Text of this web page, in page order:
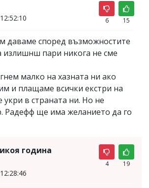
6 15
даваме според възможностите
излишнш пари никога не сме
малко на хазната ни ако
и плащаме всички екстри на
укри в страната ни. Но не
Радефф ще има желанието да го
година
4 19